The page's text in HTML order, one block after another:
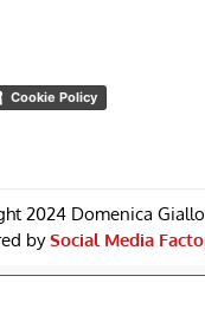
Cookie Policy
2024 Domenica
bySocial Media
Relative